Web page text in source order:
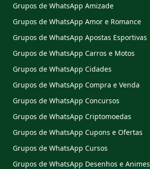
Grupos de WhatsApp Amizade
Grupos de WhatsApp Amor e Romance
Grupos de WhatsApp Apostas Esportivas
Grupos de WhatsApp Carros e Motos
Grupos de WhatsApp Cidades
Grupos de WhatsApp Compra e Venda
Grupos de WhatsApp Concursos
Grupos de WhatsApp Criptomoedas
Grupos de WhatsApp Cupons e Ofertas
Grupos de WhatsApp Cursos
Grupos de WhatsApp Desenhos e Animes